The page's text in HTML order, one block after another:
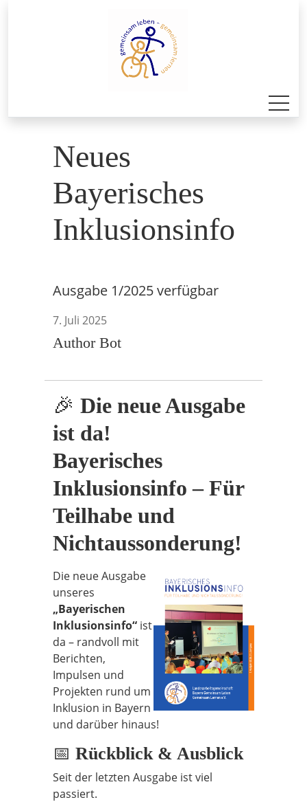
Neues
Bayerisches
Inklusionsinfo
Ausgabe 1/2025 verfügbar
7. Juli 2025
Author Bot
🎉 Die neue Ausgabe
ist da!
Bayerisches
Inklusionsinfo – Für
Teilhabe und
Nichtaussonderung!
Die neue Ausgabe
unseres
„Bayerischen
Inklusionsinfo“ ist
da – randvoll mit
Berichten,
Impulsen und
Projekten rund um
Inklusion in Bayern
und darüber hinaus!
📅 Rückblick & Ausblick
Seit der letzten Ausgabe ist viel
passiert.